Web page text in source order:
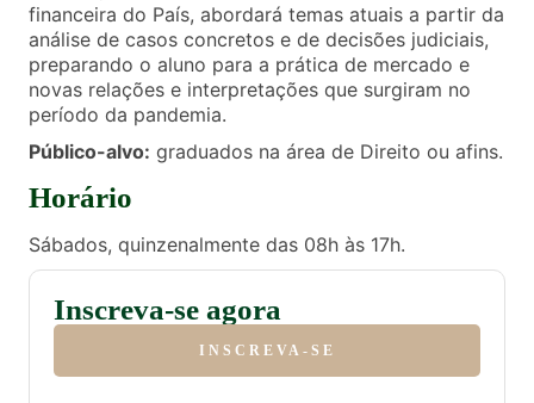
financeira do País, abordará temas atuais a partir da
análise de casos concretos e de decisões judiciais,
preparando o aluno para a prática de mercado e
novas relações e interpretações que surgiram no
período da pandemia.
Público-alvo: graduados na área de Direito ou afins.
Horário
Sábados, quinzenalmente das 08h às 17h.
Inscreva-se agora
INSCREVA-SE